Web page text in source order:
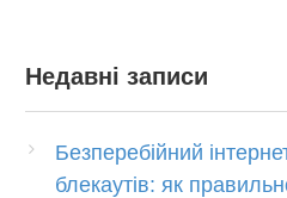
Недавні записи
Безперебійний
блекаутів: як